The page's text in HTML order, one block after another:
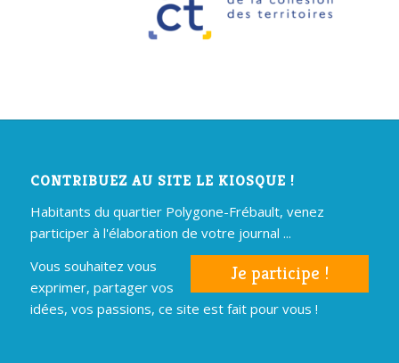
CONTRIBUEZ AU SITE LE KIOSQUE !
Habitants du quartier Polygone-Frébault, venez
participer à l'élaboration de votre journal ...
Je participe !
Vous souhaitez vous
exprimer, partager vos
idées, vos passions, ce site est fait pour vous !